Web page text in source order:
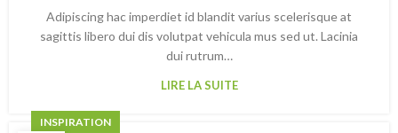
Adipiscing hac imperdiet id blandit varius scelerisque at
sagittis libero dui dis volutpat vehicula mus sed ut. Lacinia
dui rutrum…
LIRE LA SUITE
INSPIRATION